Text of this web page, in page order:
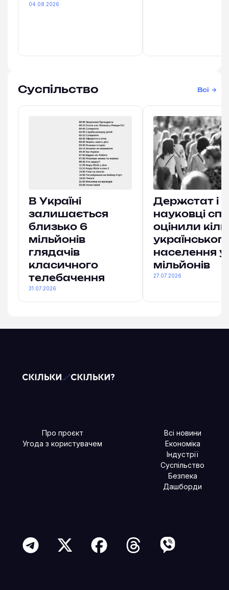
04.08.2026
Суспільство Всі
В Україні
залишається
близько 6
мільйонів
глядачів
класичного
телебачення
31.07.2026
Держстат і
науковці
оцінили
населення у
мільйонів
27.07.2026
Про проєкт
Угода з користувачем
Всі новини
Економіка
Індустрії
Суспільство
Безпека
Дашборди
Читайте більше в наших соцмережах